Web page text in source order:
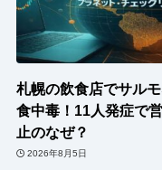
札幌の飲食店でサル
食中毒！11人発症で
止のなぜ？
2026年8月5日